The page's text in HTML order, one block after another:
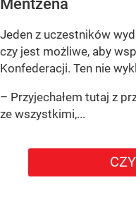
Mentzena
Jeden z uczestników
czy jest możliwe, aby
Konfederacji. Ten nie
– Przyjechałem tutaj z
ze wszystkimi,...